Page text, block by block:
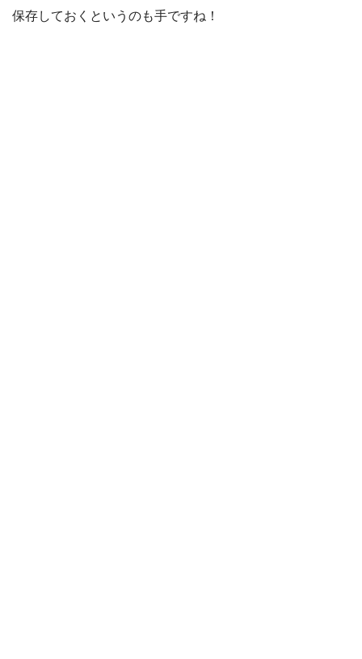
保存しておくというのも手ですね！